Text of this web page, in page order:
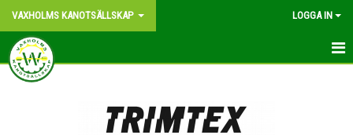
VAXHOLMS KANOTSÄLLSKAP LOGGA IN
START